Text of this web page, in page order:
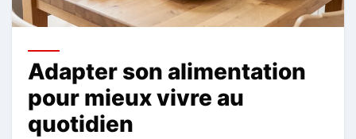
Adapter son alimentation
pour mieux vivre au
quotidien